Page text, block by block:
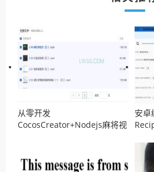
从零开发
CocosCreator+Nodejs麻将视
安卓